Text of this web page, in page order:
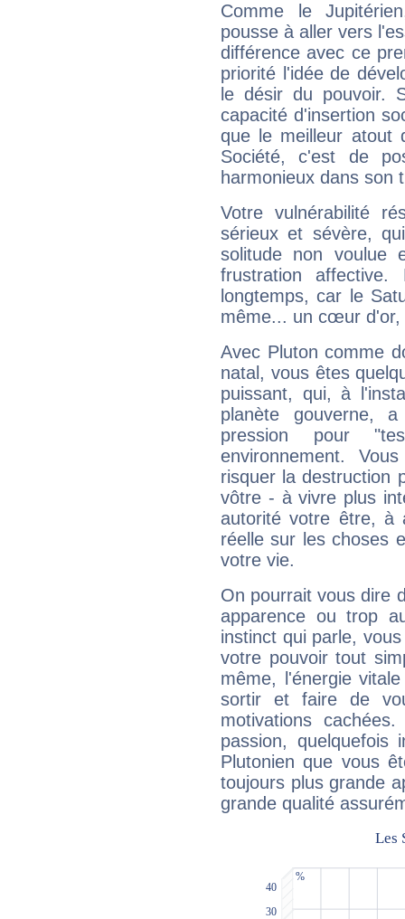
Comme le
pousse à aller vers
différence avec ce
priorité l'idée de
le désir du pouvoir.
capacité d'insertion
que le meilleur atout
Société, c'est de
harmonieux dans son
Votre vulnérabilité
sérieux et sévère,
solitude non voulue
frustration
longtemps, car le
même... un cœur d'or,
Avec Pluton comme
natal, vous êtes
puissant, qui, à
planète gouverne,
pression pour
environnement.
risquer la destruction
vôtre - à vivre plus
autorité votre être, à
réelle sur les choses
votre vie.
On pourrait vous dire
apparence ou trop
instinct qui parle,
votre pouvoir tout
même, l'énergie
sortir et faire de
motivations
passion, quelquefois
Plutonien que vous
toujours plus grande
grande qualité